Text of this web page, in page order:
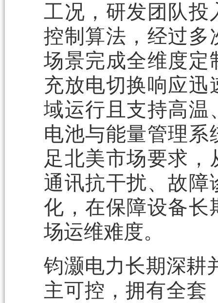
工况，研发团队投
控制算法，经过多
场景完成全维度定
充放电切换响应
域运行且支持高温
电池与能量管理
足北美市场要求
通讯抗干扰、故障
化，在保障设备长
场运维难度。
钧灏电力长期深耕
主可控，拥有全套